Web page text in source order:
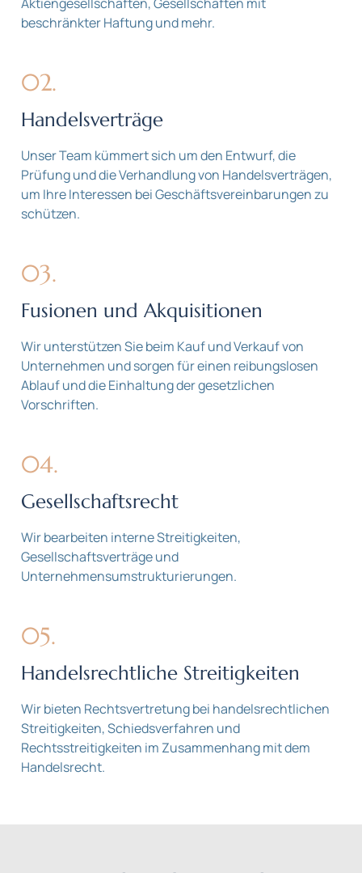
beschränkter Haftung und mehr.
02.
Handelsverträge
Unser Team kümmert sich um den Entwurf, die
Prüfung und die Verhandlung von Handelsverträgen,
um Ihre Interessen bei Geschäftsvereinbarungen zu
schützen.
03.
Fusionen und Akquisitionen
Wir unterstützen Sie beim Kauf und Verkauf von
Unternehmen und sorgen für einen reibungslosen
Ablauf und die Einhaltung der gesetzlichen
Vorschriften.
04.
Gesellschaftsrecht
Wir bearbeiten interne Streitigkeiten,
Gesellschaftsverträge und
Unternehmensumstrukturierungen.
05.
Handelsrechtliche Streitigkeiten
Wir bieten Rechtsvertretung bei handelsrechtlichen
Streitigkeiten, Schiedsverfahren und
Rechtsstreitigkeiten im Zusammenhang mit dem
Handelsrecht.